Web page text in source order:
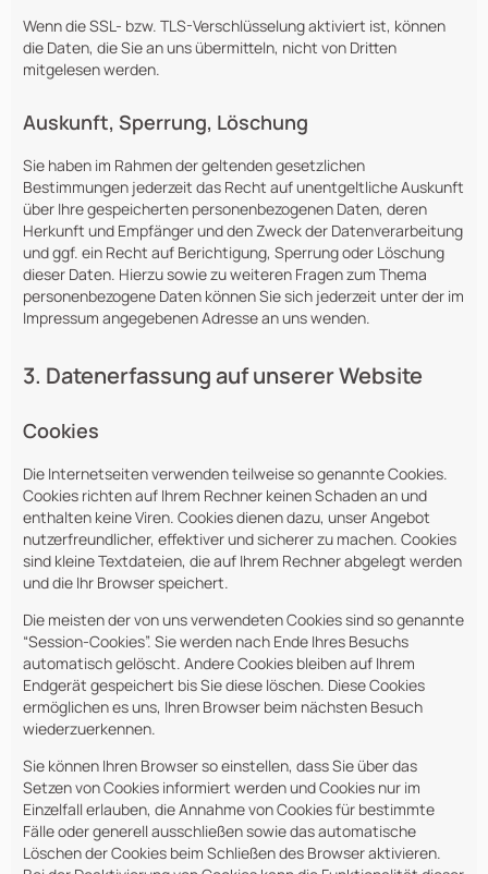
Wenn die SSL- bzw. TLS-Verschlüsselung aktiviert ist, können
die Daten, die Sie an uns übermitteln, nicht von Dritten
mitgelesen werden.
Auskunft, Sperrung, Löschung
Sie haben im Rahmen der geltenden gesetzlichen
Bestimmungen jederzeit das Recht auf unentgeltliche Auskunft
über Ihre gespeicherten personenbezogenen Daten, deren
Herkunft und Empfänger und den Zweck der Datenverarbeitung
und ggf. ein Recht auf Berichtigung, Sperrung oder Löschung
dieser Daten. Hierzu sowie zu weiteren Fragen zum Thema
personenbezogene Daten können Sie sich jederzeit unter der im
Impressum angegebenen Adresse an uns wenden.
3. Datenerfassung auf unserer Website
Cookies
Die Internetseiten verwenden teilweise so genannte Cookies.
Cookies richten auf Ihrem Rechner keinen Schaden an und
enthalten keine Viren. Cookies dienen dazu, unser Angebot
nutzerfreundlicher, effektiver und sicherer zu machen. Cookies
sind kleine Textdateien, die auf Ihrem Rechner abgelegt werden
und die Ihr Browser speichert.
Die meisten der von uns verwendeten Cookies sind so genannte
“Session-Cookies”. Sie werden nach Ende Ihres Besuchs
automatisch gelöscht. Andere Cookies bleiben auf Ihrem
Endgerät gespeichert bis Sie diese löschen. Diese Cookies
ermöglichen es uns, Ihren Browser beim nächsten Besuch
wiederzuerkennen.
Sie können Ihren Browser so einstellen, dass Sie über das
Setzen von Cookies informiert werden und Cookies nur im
Einzelfall erlauben, die Annahme von Cookies für bestimmte
Fälle oder generell ausschließen sowie das automatische
Löschen der Cookies beim Schließen des Browser aktivieren.